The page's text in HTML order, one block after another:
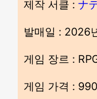
제작 서클 :ナ
발매일 : 2026
게임 장르 :
게임 가격 :